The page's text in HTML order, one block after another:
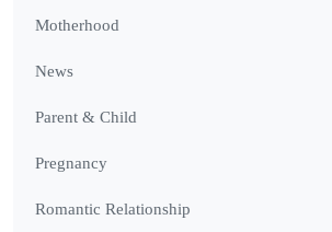
Motherhood
News
Parent & Child
Pregnancy
Romantic Relationship